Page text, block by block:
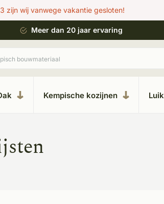
zijn wij vanwege vakantie gesloten!
Meer dan 20 jaar ervaring
Kempische kozijnen